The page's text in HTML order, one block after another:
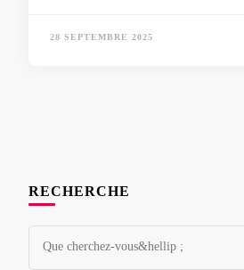
28 SEPTEMBRE 2025
RECHERCHE
Vous